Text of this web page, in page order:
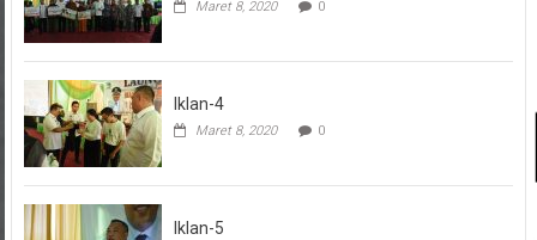
Maret 8, 2020 0
Iklan-4
Maret 8, 2020 0
Iklan-5